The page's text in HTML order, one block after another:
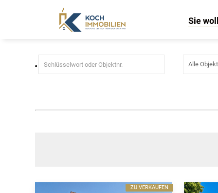
Sie
Immobilien mit Teeküche
ZU VERKAUFEN